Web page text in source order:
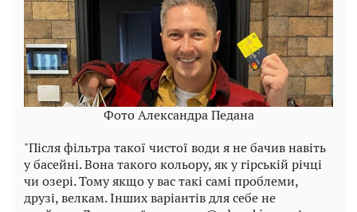
Фото Александра Педана
"Після фільтра такої чистої води я не бачив навіть
у басейні. Вона такого кольору, як у гірській річці
чи озері. Тому якщо у вас такі самі проблеми,
друзі, велкам. Інших варіантів для себе не